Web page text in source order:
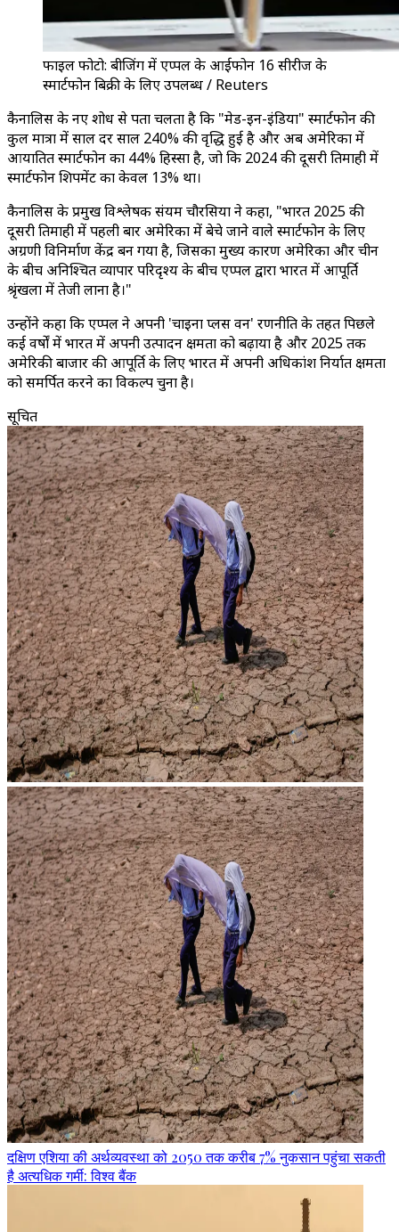
फाइल फोटो: बीजिंग में एप्पल के आईफोन 16 सीरीज के
स्मार्टफोन बिक्री के लिए उपलब्ध / Reuters
कैनालिस के नए शोध से पता चलता है कि "मेड-इन-इंडिया" स्मार्टफोन की
कुल मात्रा में साल दर साल 240% की वृद्धि हुई है और अब अमेरिका में
आयातित स्मार्टफोन का 44% हिस्सा है, जो कि 2024 की दूसरी तिमाही में
स्मार्टफोन शिपमेंट का केवल 13% था।
कैनालिस के प्रमुख विश्लेषक संयम चौरसिया ने कहा, "भारत 2025 की
दूसरी तिमाही में पहली बार अमेरिका में बेचे जाने वाले स्मार्टफोन के लिए
अग्रणी विनिर्माण केंद्र बन गया है, जिसका मुख्य कारण अमेरिका और चीन
के बीच अनिश्चित व्यापार परिदृश्य के बीच एप्पल द्वारा भारत में आपूर्ति
श्रृंखला में तेजी लाना है।"
उन्होंने कहा कि एप्पल ने अपनी 'चाइना प्लस वन' रणनीति के तहत पिछले
कई वर्षों में भारत में अपनी उत्पादन क्षमता को बढ़ाया है और 2025 तक
अमेरिकी बाजार की आपूर्ति के लिए भारत में अपनी अधिकांश निर्यात क्षमता
को समर्पित करने का विकल्प चुना है।
सूचित
दक्षिण एशिया की अर्थव्यवस्था को 2050 तक करीब 7% नुकसान पहुंचा सकती
है अत्यधिक गर्मी: विश्व बैंक